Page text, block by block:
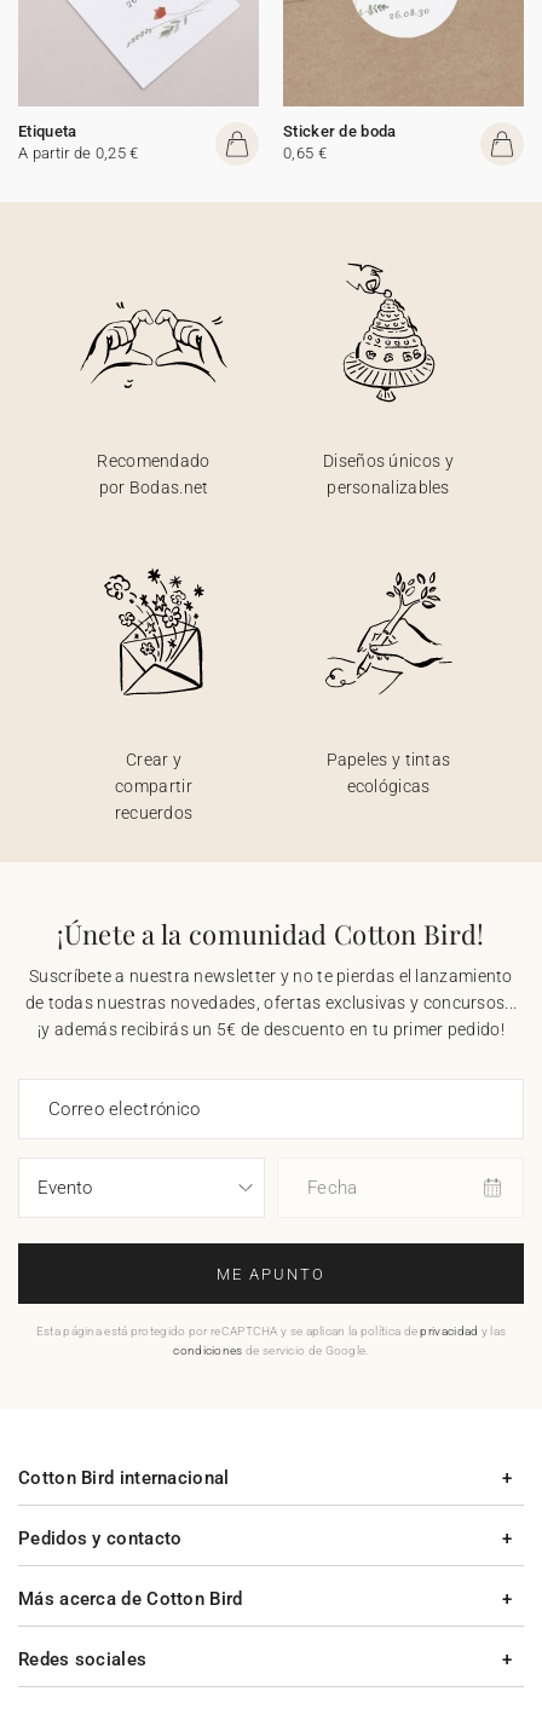
Etiqueta
A partir de 0,25 €
Sticker de boda
0,65 €
Recomendado
por Bodas.net
Diseños únicos y
personalizables
Crear y
compartir
recuerdos
Papeles y tintas
ecológicas
¡Únete a la comunidad Cotton Bird!
Suscríbete a nuestra newsletter y no te pierdas el lanzamiento
de todas nuestras novedades, ofertas exclusivas y concursos...
¡y además recibirás un 5€ de descuento en tu primer pedido!
Correo electrónico
Fecha
ME APUNTO
Esta página está protegido por reCAPTCHA y se aplican la política deprivacidad y las
condiciones de servicio de Google.
Pedidos y contacto
Más acerca de Cotton Bird
Cotton Bird internacional
Redes sociales